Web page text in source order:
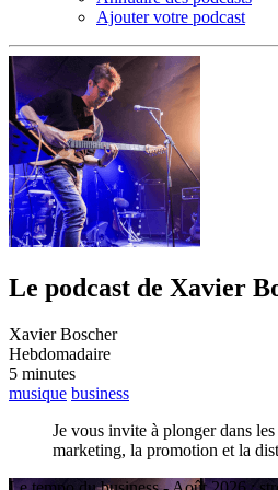
Ajouter votre podcast
Le podcast de Xavier
Xavier Boscher
Hebdomadaire
5 minutes
musique business
Je vous invite à plonger dans
marketing, la promotion et la